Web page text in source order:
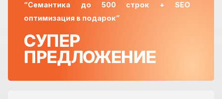
“Семантика до 500 строк + SEO
оптимизация в подарок”
СУПЕР
ПРЕДЛОЖЕНИЕ